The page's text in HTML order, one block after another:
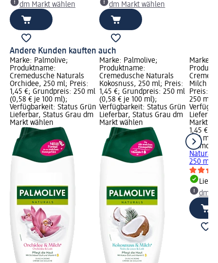
dm Markt wählen
dm Markt wählen
Andere Kunden kauften auch
Marke: Palmolive;
Produktname:
Cremedusche Naturals
Orchidee, 250 ml; Preis:
1,45 €; Grundpreis: 250 ml
(0,58 € je 100 ml);
Verfügbarkeit: Status Grün
Lieferbar, Status Grau dm
Markt wählen
Marke: Palmolive;
Produktname:
Cremedusche Naturals
Kokosnuss, 250 ml; Preis:
1,45 €; Grundpreis: 250 ml
(0,58 € je 100 ml);
Verfügbarkeit: Status Grün
Lieferbar, Status Grau dm
Markt wählen
Marke:
Milch &
Preis:
250 ml
Markt
1,45 €
250 ml
250 ml
dm